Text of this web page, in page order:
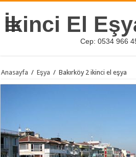
İkinci El
Cep: 0534 966
Anasayfa / Eşya / Bakırköy 2 ikinci el eşya